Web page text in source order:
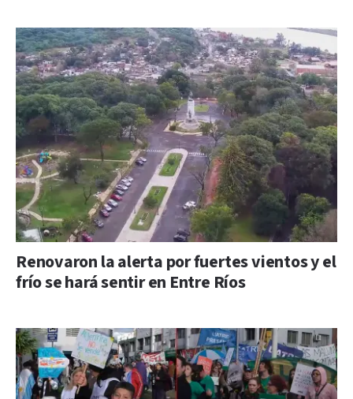
Renovaron la alerta por fuertes vientos y el
frío se hará sentir en Entre Ríos